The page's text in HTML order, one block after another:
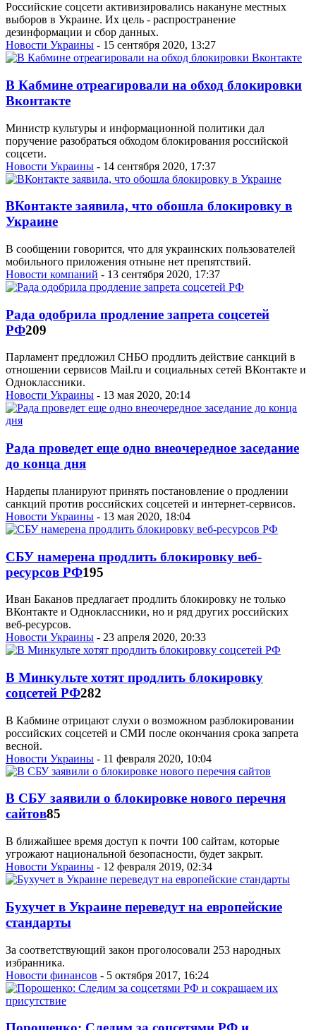
Российские соцсети активизировались накануне местных
выборов в Украине. Их цель - распространение
дезинформации и сбор данных.
Новости Украины - 15 сентября 2020, 13:27
В Кабмине отреагировали на обход блокировки
Вконтакте
Министр культуры и информационной политики дал
поручение разобраться обходом блокирования российской
соцсети.
Новости Украины - 14 сентября 2020, 17:37
ВКонтакте заявила, что обошла блокировку в
Украине
В сообщении говорится, что для украинских пользователей
мобильного приложения отныне нет препятствий.
Новости компаний - 13 сентября 2020, 17:37
Рада одобрила продление запрета соцсетей
РФ209
Парламент предложил СНБО продлить действие санкций в
отношении сервисов Mail.ru и социальных сетей ВКонтакте и
Одноклассники.
Новости Украины - 13 мая 2020, 20:14
Рада проведет еще одно внеочередное заседание
до конца дня
Нардепы планируют принять постановление о продлении
санкций против российских соцсетей и интернет-сервисов.
Новости Украины - 13 мая 2020, 18:04
СБУ намерена продлить блокировку веб-
ресурсов РФ195
Иван Баканов предлагает продлить блокировку не только
ВКонтакте и Одноклассники, но и ряд других российских
веб-ресурсов.
Новости Украины - 23 апреля 2020, 20:33
В Минкульте хотят продлить блокировку
соцсетей РФ282
В Кабмине отрицают слухи о возможном разблокировании
российских соцсетей и СМИ после окончания срока запрета
весной.
Новости Украины - 11 февраля 2020, 10:04
В СБУ заявили о блокировке нового перечня
сайтов85
В ближайшее время доступ к почти 100 сайтам, которые
угрожают национальной безопасности, будет закрыт.
Новости Украины - 12 февраля 2019, 02:34
Бухучет в Украине переведут на европейские
стандарты
За соответствующий закон проголосовали 253 народных
избранника.
Новости финансов - 5 октября 2017, 16:24